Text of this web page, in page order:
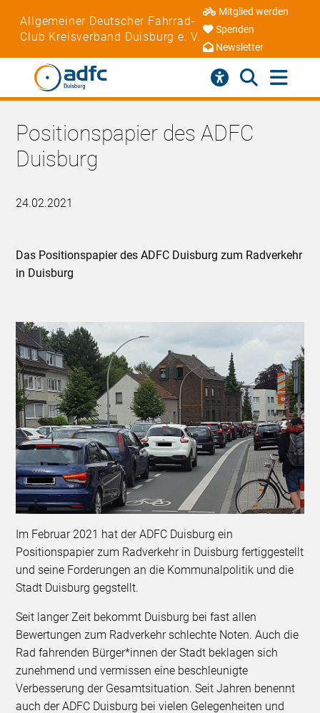
Allgemeiner Deutscher Fahrrad-
Club Kreisverband Duisburg e. V.
Mitglied werden
Spenden
Newsletter
Positionspapier des ADFC
Duisburg
24.02.2021
Das Positionspapier des ADFC Duisburg zum Radverkehr
in Duisburg
Im Februar 2021 hat der ADFC Duisburg ein
Positionspapier zum Radverkehr in Duisburg fertiggestellt
und seine Forderungen an die Kommunalpolitik und die
Stadt Duisburg gegstellt.
Seit langer Zeit bekommt Duisburg bei fast allen
Bewertungen zum Radverkehr schlechte Noten. Auch die
Rad fahrenden Bürger*innen der Stadt beklagen sich
zunehmend und vermissen eine beschleunigte
Verbesserung der Gesamtsituation. Seit Jahren benennt
auch der ADFC Duisburg bei vielen Gelegenheiten und